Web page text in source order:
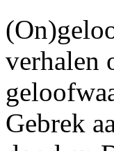
verhalen
Gebrek